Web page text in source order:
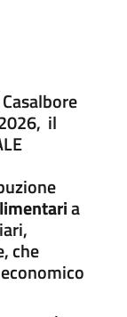
il
a
che